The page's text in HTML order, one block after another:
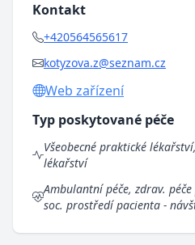
Kontakt
+420564565617
kotyzova.z@seznam.cz
Web zařízení
Typ poskytované péče
Všeobecné praktické
lékařství
Ambulantní péče, zdrav.
soc. prostředí pacienta -